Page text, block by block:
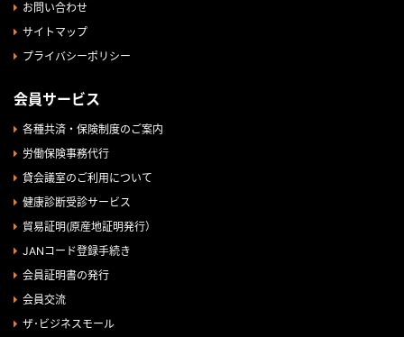
お問い合わせ
サイトマップ
プライバシーポリシー
会員サービス
各種共済・保険制度のご案内
労働保険事務代行
貸会議室のご利用について
健康診断受診サービス
貿易証明(原産地証明発行）
JANコード登録手続き
会員証明書の発行
会員交流
ザ･ビジネスモール